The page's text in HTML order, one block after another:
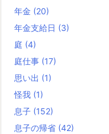
年金 (20)
年金支給日 (3)
庭 (4)
庭仕事 (17)
思い出 (1)
怪我 (1)
息子 (152)
息子の帰省 (42)